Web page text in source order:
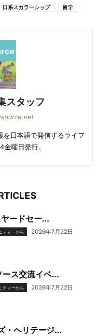
日系スカラーシップ 留学
スタッフ
日本語で発信するライフ
曜日発行。
ードセー...
ティーから 2026年7月22日
ス交流イベ...
ティーから 2026年7月22日
・ヘリテージ...